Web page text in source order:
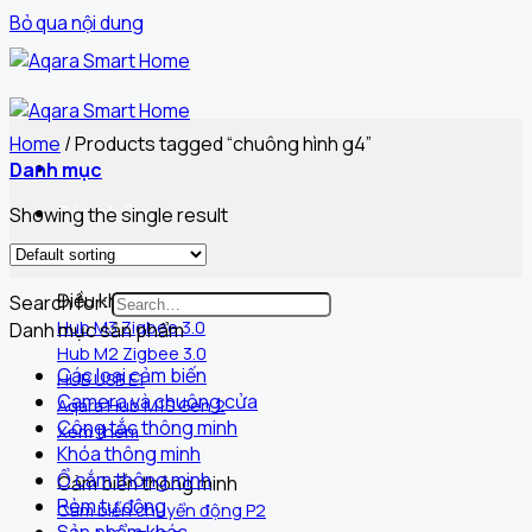
Bỏ qua nội dung
Sản phẩm
Điều khiển trung tâm
Hub M3 Zigbee 3.0
Hub M2 Zigbee 3.0
HUB USB E1
Aqara Hub M1S Gen 2
Xem thêm
Cảm biến thông minh
Cảm biến chuyển động P2
Home /Products tagged “chuông hình g4”
Danh mục
Showing the single result
Search for:
Danh mục sản phẩm
Các loại cảm biến
Camera và chuông cửa
Công tắc thông minh
Khóa thông minh
Ổ cắm thông minh
Rèm tự động